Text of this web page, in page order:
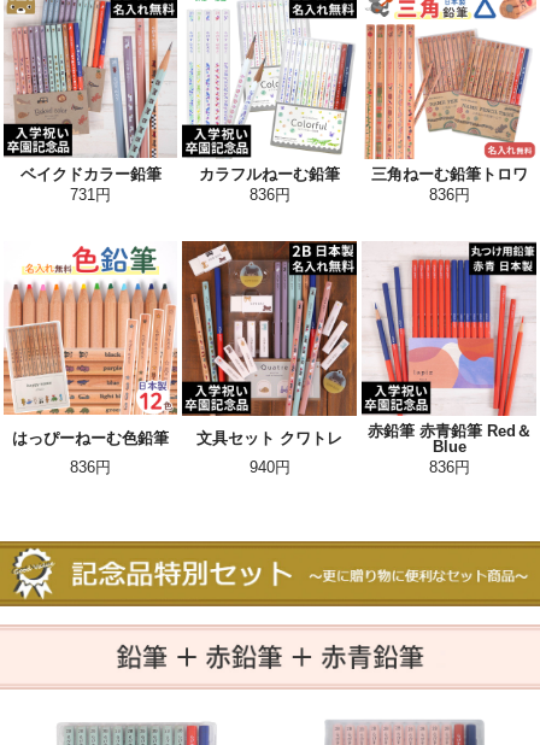
ベイクドカラー鉛筆 カラフルねーむ鉛筆
三角ねーむ鉛筆トロワ
731円
836円 836円
はっぴーねーむ色鉛筆 文具セット クワトレ
赤鉛筆 赤青鉛筆 Red＆
Blue
836円
940円 836円